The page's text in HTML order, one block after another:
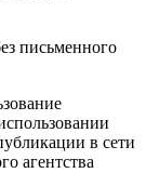
письменного
в сети
агентства